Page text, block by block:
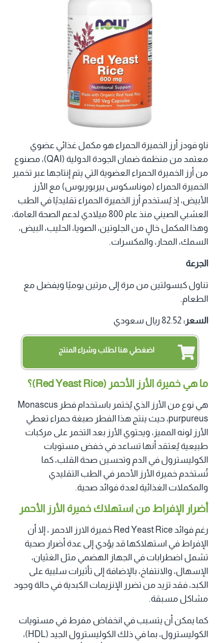
ناو فودز أرز الخميرة الحمراء هو مكمل غذائي عضوي
معتمد من منظمة ضمان الجودة الدولية (QAI)، مصنوع
من أرز الخميرة الحمراء العضوية التي يتم إنتاجها عبر تخمير
الخميرة الحمراء (موناسكوس بيربوريوس) مع الأرز
الأبيض، إذ يُستخدم أرز الخميرة الحمراء تقليديًا في الطب
العشبي الصيني منذ عام 800 ميلادي لدعم الصحة العامة،
وهذا المكمل خالٍ من الجلوتين، الصويا، الحليب، البيض،
السمك، المحار، والمكسرات.
الجرعة
تناول كبسولتين من مرة إلى مرتين يوميًا ويفضل مع
الطعام.
السعر:
اضغطي هنا لطلب وشراء المنتج
ما هي خميرة الأرز الأحمر (Red Yeast Rice)؟
هي نوع من الأرز الذي يُختمر باستخدام فطر Monascus
purpureus، حيث ينتج هذا الفطر صبغة حمراء تعطي
الأرز لونه المميز، ويحتوي الأرز بعد التخمر على مركبات
طبيعية يُعتقد أنها تساعد في خفض مستويات
الكوليسترول في الدم وتحسين صحة القلب، كما
تُستخدم خميرة الأرز الأحمر في الطب التقليدي
والمكملات الغذائية لعدة فوائد صحية.
أضرار الإفراط من استهلاك خميرة الأرز الأحمر
رغم فوائد Red Yeast Rice خميرة الارز الاحمر ، إلا أن
الإفراط في استهلاكها قد يؤدي إلى عدة أضرار صحية
تشمل اضطرابات في الجهاز الهضمي مثل الغثيان،
الإسهال، والانتفاخ، بالإضافة إلى تأثيرات سلبية على
الكبد، فقد تزيد من تضرر الإنزيمات الكبدية في حالة وجود
مشاكل مسبقة.
كما يمكن أن يتسبب في انخفاض مفرط في مستويات
الكوليسترول، بما في ذلك الكوليسترول الجيد (HDL)،